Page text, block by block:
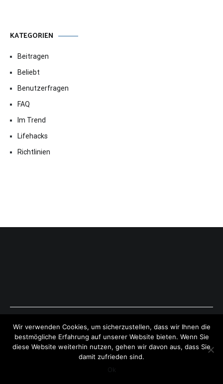
KATEGORIEN
Beitragen
Beliebt
Benutzerfragen
FAQ
Im Trend
Lifehacks
Richtlinien
Copyright © 2026ExpressAntworten.com. All rights reserved.
Theme:Cenote by ThemeGrill. Powered byWordPress .
Wir verwenden Cookies, um sicherzustellen, dass wir Ihnen die
bestmögliche Erfahrung auf unserer Website bieten. Wenn Sie
diese Website weiterhin nutzen, gehen wir davon aus, dass Sie
damit zufrieden sind.
Ok